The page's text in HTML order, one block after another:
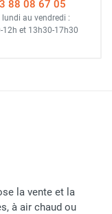
88 08 67 05
lundi au vendredi :
12h et 13h30-17h30
la vente et la
à air chaud ou